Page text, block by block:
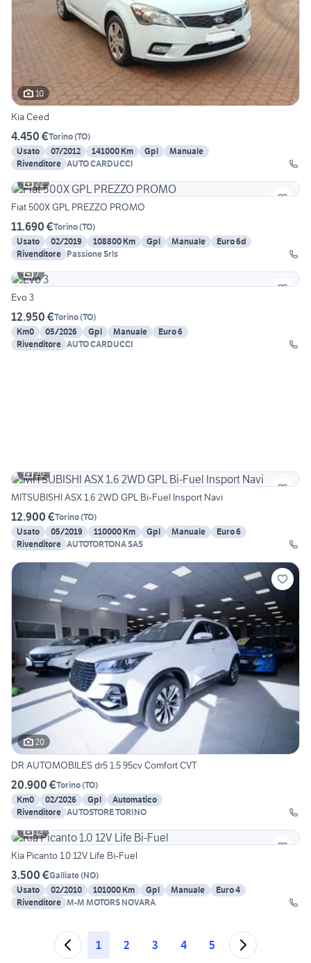
10
Kia Ceed
4.450 €Torino(TO)
Usato
07/2012 141000 Km Gpl
Manuale
Rivenditore AUTO CARDUCCI
22
Fiat 500X GPL PREZZO PROMO
11.690 €Torino(TO)
Usato
02/2019 108800 Km Gpl Manuale
Euro 6d
Rivenditore Passione Srls
7
Evo 3
12.950 €Torino(TO)
Km0
05/2026 Gpl Manuale
Euro 6
Rivenditore AUTO CARDUCCI
20
MITSUBISHI ASX 1.6 2WD GPL Bi-Fuel Insport Navi
12.900 €Torino(TO)
Usato
05/2019 110000 Km Gpl Manuale
Euro 6
Rivenditore AUTOTORTONA SAS
20
DR AUTOMOBILES dr5 1.5 95cv Comfort CVT
20.900 €Torino(TO)
Km0
02/2026 Gpl
Automatico
Rivenditore AUTOSTORE TORINO
13
Kia Picanto 1.0 12V Life Bi-Fuel
3.500 €Galliate(NO)
Usato
02/2010 101000 Km Gpl Manuale
Euro 4
Rivenditore M-M MOTORS NOVARA
1 2 3 4 5